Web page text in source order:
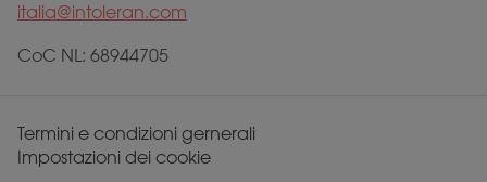
italia@intoleran.com
CoC NL: 68944705
Termini e condizioni gernerali
Impostazioni dei cookie